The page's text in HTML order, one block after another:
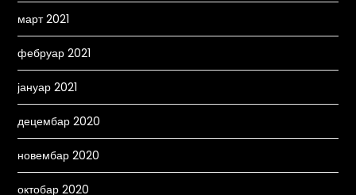
март 2021
фебруар 2021
јануар 2021
децембар 2020
новембар 2020
октобар 2020